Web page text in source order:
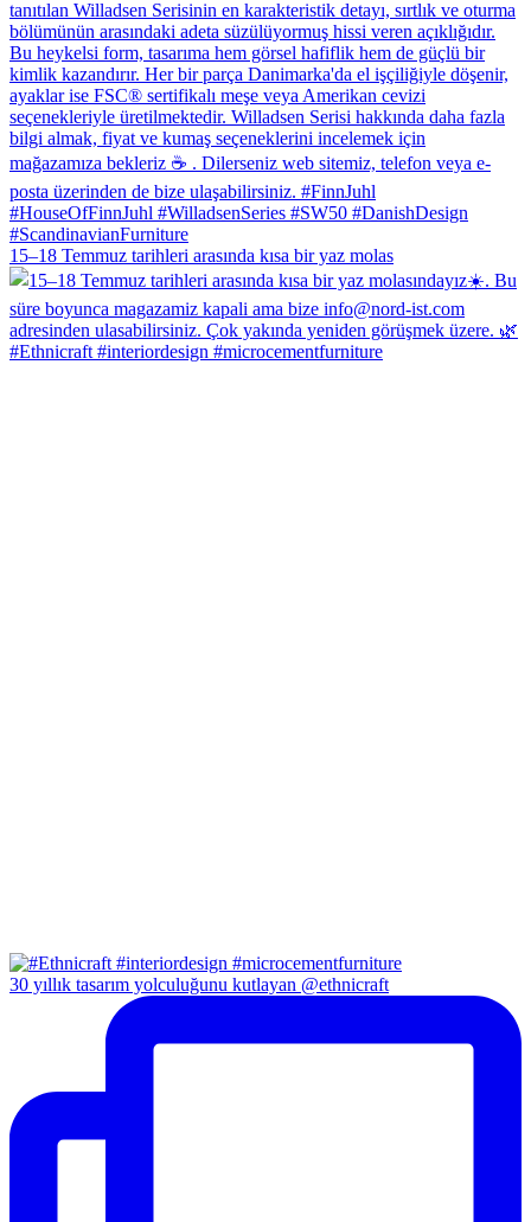
15–18 Temmuz tarihleri arasında kısa bir yaz molas
#Ethnicraft #interiordesign #microcementfurniture
30 yıllık tasarım yolculuğunu kutlayan @ethnicraft